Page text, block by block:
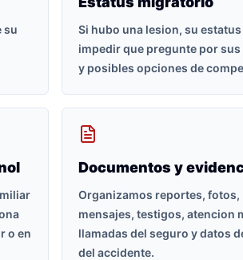
su
Si hubo una lesion, su
impedir que pregunte por
y posibles opciones de
o en
Documentos y
Organizamos reportes, fotos,
mensajes, testigos, atencion
llamadas del seguro y datos
del accidente.